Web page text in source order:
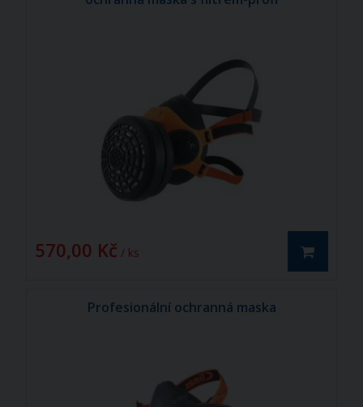
570,00 Kč / ks
Profesionální ochranná maska